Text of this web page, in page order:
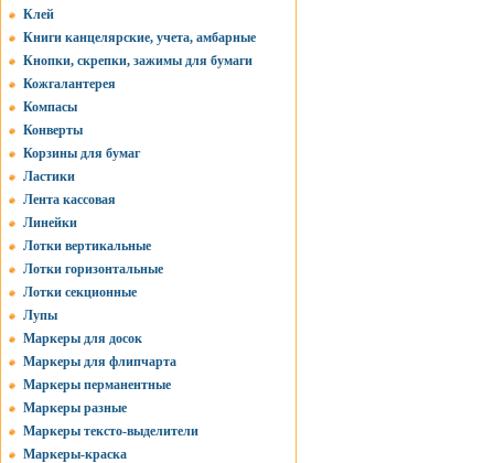
Клей
Книги канцелярские, учета, амбарные
Кнопки, скрепки, зажимы для бумаги
Кожгалантерея
Компасы
Конверты
Корзины для бумаг
Ластики
Лента кассовая
Линейки
Лотки вертикальные
Лотки горизонтальные
Лотки секционные
Лупы
Маркеры для досок
Маркеры для флипчарта
Маркеры перманентные
Маркеры разные
Маркеры тексто-выделители
Маркеры-краска